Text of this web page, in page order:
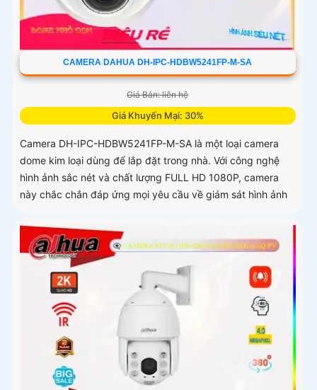
CAMERA DAHUA DH-IPC-HDBW5241FP-M-SA
Giá Bán: liên hệ
Giá Khuyến Mại: 30%
Camera DH-IPC-HDBW5241FP-M-SA là một loại camera
dome kim loại dùng để lắp đặt trong nhà. Với công nghệ
hình ảnh sắc nét và chất lượng FULL HD 1080P, camera
này chắc chắn đáp ứng mọi yêu cầu về giám sát hình ảnh